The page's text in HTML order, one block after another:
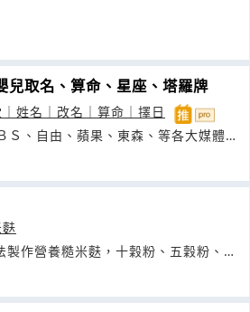
兒取名、算命、星座、塔羅牌
姓名｜改名｜算命｜擇日
Ｓ、自由、蘋果、東森、等各大媒體採
作營養糙米麩，十穀粉、五穀粉、蕎